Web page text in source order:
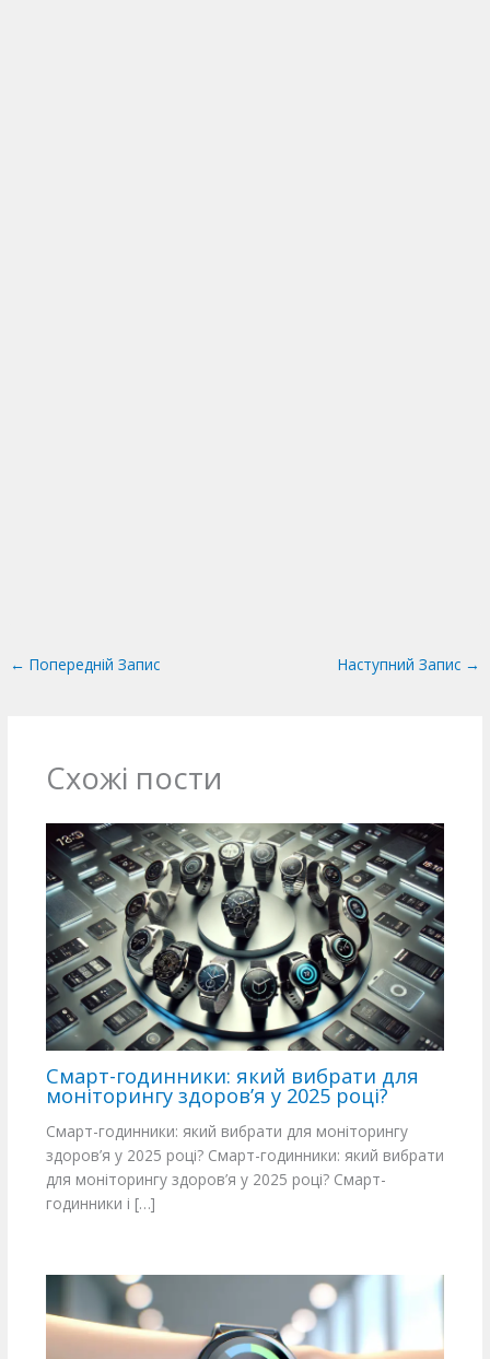
← Попередній Запис Наступний Запис →
Схожі пости
Смарт-годинники: який вибрати для
моніторингу здоров’я у 2025 році?
Смарт-годинники: який вибрати для моніторингу
здоров’я у 2025 році? Смарт-годинники: який вибрати
для моніторингу здоров’я у 2025 році? Смарт-
годинники і […]